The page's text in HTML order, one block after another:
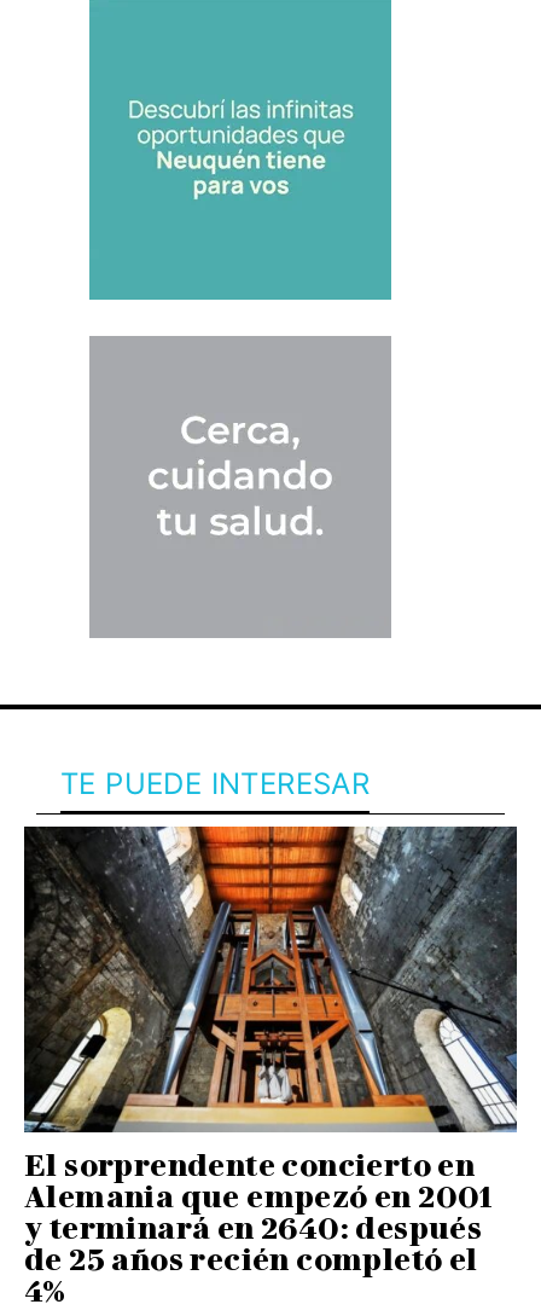
TE PUEDE INTERESAR
El sorprendente concierto en
Alemania que empezó en 2001
y terminará en 2640: después
de 25 años recién completó el
4%